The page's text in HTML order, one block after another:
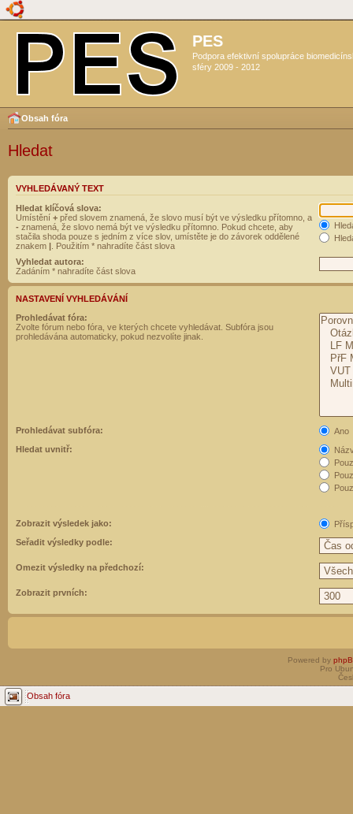
PES
Podpora efektivní spolupráce
sféry 2009 - 2012
Obsah fóra
Hledat
VYHLEDÁVANÝ TEXT
Hledat klíčová slova:
Umístění + před slovem znamená, že slovo musí být ve výsledku přítomno, a
- znamená, že slovo nemá být ve výsledku přítomno. Pokud chcete, aby
stačila shoda pouze s jedním z více slov, umístěte je do závorek oddělené
znakem | . Použitím * nahradíte část slova
Vyhledat autora:
Zadáním * nahradíte část slova
NASTAVENÍ VYHLEDÁVÁNÍ
Prohledávat fóra:
Zvolte fórum nebo fóra, ve kterých chcete vyhledávat. Subfóra jsou
prohledávána automaticky, pokud nezvolíte jinak.
Prohledávat subfóra:
Ano
Hledat uvnitř:
Zobrazit výsledek jako:
Seřadit výsledky podle:
Omezit výsledky na předchozí:
Zobrazit prvních:
Powered by
Pro
Obsah fóra